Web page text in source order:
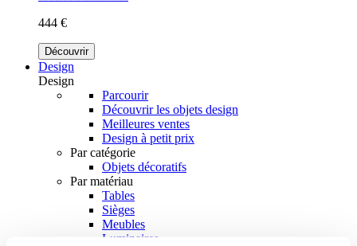
444 €
Découvrir
Design
Design
Parcourir
Découvrir les objets design
Meilleures ventes
Design à petit prix
Par catégorie
Objets décoratifs
Par matériau
Tables
Sièges
Meubles
Luminaires